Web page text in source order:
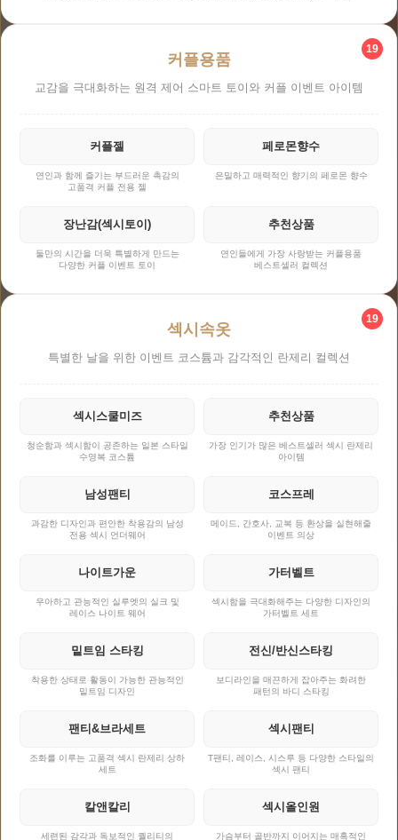
19
커플용품
교감을 극대화하는 원격 제어 스마트 토이와 커플 이벤트 아이템
커플젤
연인과 함께 즐기는 부드러운 촉감의
고품격 커플 전용 젤
페로몬향수
은밀하고 매력적인 향기의 페로몬 향수
장난감(섹시토이)
둘만의 시간을 더욱 특별하게 만드는
다양한 커플 이벤트 토이
추천상품
연인들에게 가장 사랑받는 커플용품
베스트셀러 컬렉션
19
섹시속옷
특별한 날을 위한 이벤트 코스튬과 감각적인 란제리 컬렉션
섹시스쿨미즈
청순함과 섹시함이 공존하는 일본 스타일
수영복 코스튬
추천상품
가장 인기가 많은 베스트셀러 섹시 란제리
아이템
남성팬티
과감한 디자인과 편안한 착용감의 남성
전용 섹시 언더웨어
코스프레
메이드, 간호사, 교복 등 환상을 실현해줄
이벤트 의상
나이트가운
우아하고 관능적인 실루엣의 실크 및
레이스 나이트 웨어
가터벨트
섹시함을 극대화해주는 다양한 디자인의
가터벨트 세트
밑트임 스타킹
착용한 상태로 활동이 가능한 관능적인
밑트임 디자인
전신/반신스타킹
보디라인을 매끈하게 잡아주는 화려한
패턴의 바디 스타킹
팬티&브라세트
조화를 이루는 고품격 섹시 란제리 상하
세트
섹시팬티
T팬티, 레이스, 시스루 등 다양한 스타일의
섹시 팬티
칼앤칼리
세련된 감각과 독보적인 퀄리티의
섹시올인원
가슴부터 골반까지 이어지는 매혹적인